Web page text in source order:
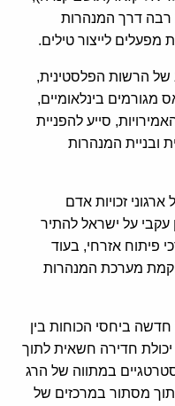
דרך המנהרות
מפעלים לייצור טילים.
הרשות הפלסטינית,
בינלאומיים,
סייע להפניית
המנהרות
זכויות אדם
עקבי על ישראל להתיר
פיתוח אזרחי, בעוד
מערכת המנהרות
ביחסי הכוחות בין
חדירה חשאית לתוך
במתווה של הרג
מסתור במרכזים של